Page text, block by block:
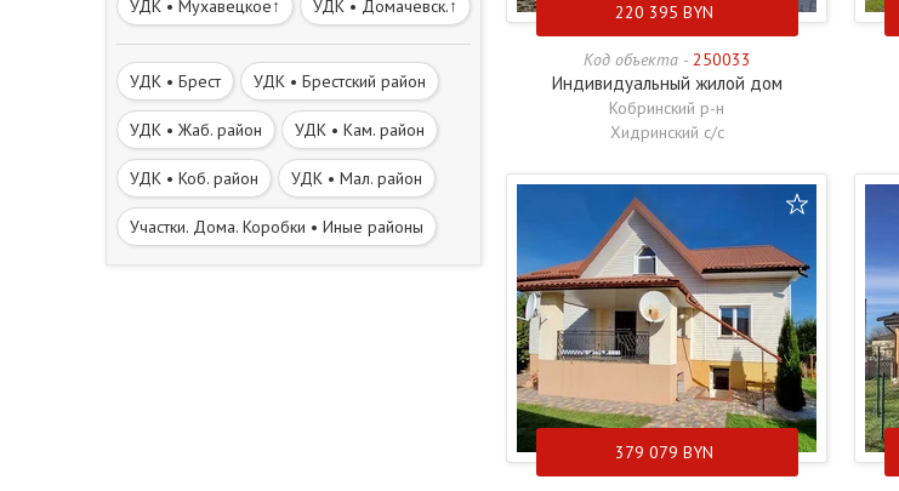
УДК • Мухавецкое↑ УДК • Домачевск.↑
УДК • Брест УДК • Брестский район
УДК • Жаб. район УДК • Кам. район
УДК • Коб. район УДК • Мал. район
Участки. Дома. Коробки • Иные районы
220 395 BYN
Код объекта - 250033
Индивидуальный жилой дом
Кобринский р-н
Хидринский с/с
379 079 BYN